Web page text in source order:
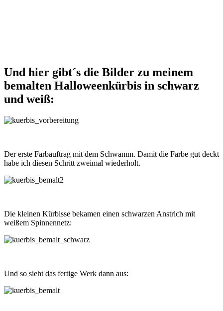
Und hier gibt´s die Bilder zu meinem
bemalten Halloweenkürbis in schwarz
und weiß:
Der erste Farbauftrag mit dem Schwamm. Damit die Farbe gut deckt
habe ich diesen Schritt zweimal wiederholt.
Die kleinen Kürbisse bekamen einen schwarzen Anstrich mit
weißem Spinnennetz:
Und so sieht das fertige Werk dann aus: